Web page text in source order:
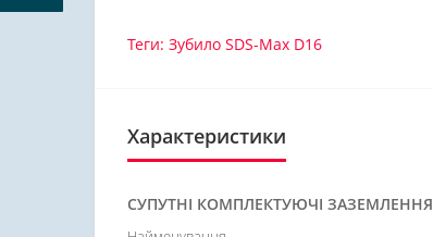
Теги: Зубило SDS-Max D16
Характеристики
СУПУТНІ КОМПЛЕКТУЮЧІ ЗАЗЕМЛЕННЯ